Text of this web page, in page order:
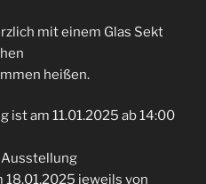
mit einem Glas Sekt
heißen.
ist am 11.01.2025 ab 14:00
18.01.2025 jeweils von